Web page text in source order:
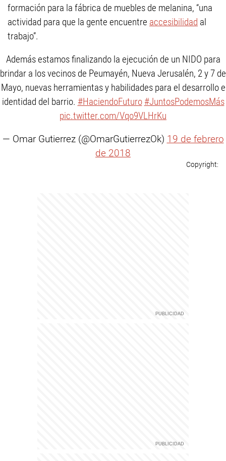
formación para la fábrica de muebles de melanina, “una
actividad para que la gente encuentre accesibilidad al
trabajo”.
Además estamos finalizando la ejecución de un NIDO para
brindar a los vecinos de Peumayén, Nueva Jerusalén, 2 y 7 de
Mayo, nuevas herramientas y habilidades para el desarrollo e
identidad del barrio. #HaciendoFuturo #JuntosPodemosMás
pic.twitter.com/Vqo9VLHrKu
— Omar Gutierrez (@OmarGutierrezOk) 19 de febrero
de 2018